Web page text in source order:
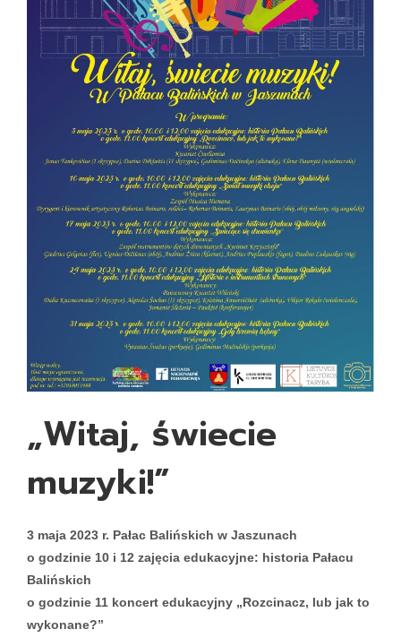
„Witaj, świecie
muzyki!”
3 maja 2023 r. Pałac Balińskich w Jaszunach
o godzinie 10 i 12 zajęcia edukacyjne: historia Pałacu
Balińskich
o godzinie 11 koncert edukacyjny „Rozcinacz, lub jak to
wykonane?”